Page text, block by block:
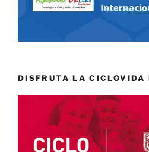
DISFRUTA LA CICLOVIDA